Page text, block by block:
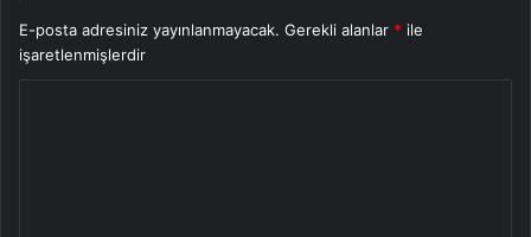
E-posta adresiniz yayınlanmayacak. Gerekli alanlar * ile
işaretlenmişlerdir